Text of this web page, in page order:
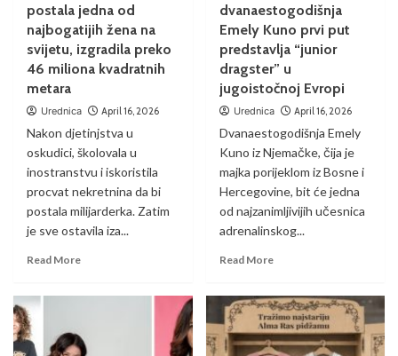
postala jedna od
najbogatijih žena na
svijetu, izgradila preko
46 miliona kvadratnih
metara
Urednica April 16, 2026
Nakon djetinjstva u
oskudici, školovala u
inostranstvu i iskoristila
procvat nekretnina da bi
postala milijarderka. Zatim
je sve ostavila iza...
Read More
dvanaestogodišnja
Emely Kuno prvi put
predstavlja “junior
dragster” u
jugoistočnoj Evropi
Urednica April 16, 2026
Dvanaestogodišnja Emely
Kuno iz Njemačke, čija je
majka porijeklom iz Bosne i
Hercegovine, bit će jedna
od najzanimljivijih učesnica
adrenalinskog...
Read More